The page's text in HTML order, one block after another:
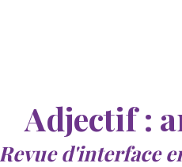
Adjectif :
Revue d'interface